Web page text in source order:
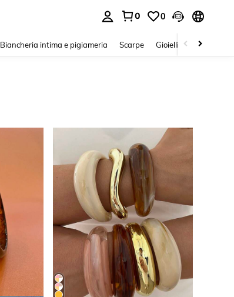
0 0
Biancheria intima e pigiameria Scarpe Gioielli E Accessori